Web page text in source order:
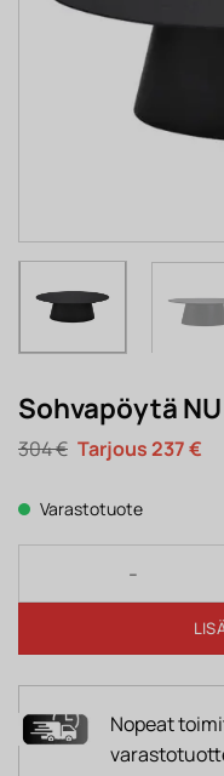
Sohvapöytä
304€ Alkuperäinen
hinta
304 €.
237€
Varastotuote
Sohvapöytä NU
Nopeat